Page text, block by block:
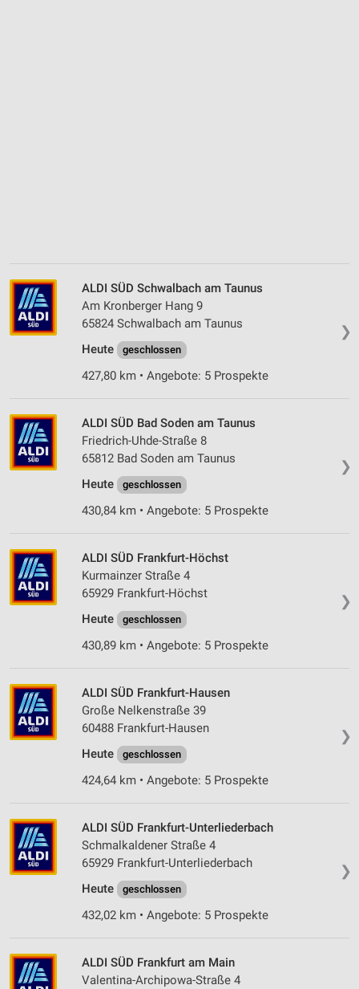
❯
ALDI SÜD Schwalbach am Taunus
Am Kronberger Hang 9
65824 Schwalbach am Taunus
Heute
geschlossen
427,80 km • Angebote: 5 Prospekte
❯
ALDI SÜD Bad Soden am Taunus
Friedrich-Uhde-Straße 8
65812 Bad Soden am Taunus
Heute
geschlossen
430,84 km • Angebote: 5 Prospekte
❯
ALDI SÜD Frankfurt-Höchst
Kurmainzer Straße 4
65929 Frankfurt-Höchst
Heute
geschlossen
430,89 km • Angebote: 5 Prospekte
❯
ALDI SÜD Frankfurt-Hausen
Große Nelkenstraße 39
60488 Frankfurt-Hausen
Heute
geschlossen
424,64 km • Angebote: 5 Prospekte
❯
ALDI SÜD Frankfurt-Unterliederbach
Schmalkaldener Straße 4
65929 Frankfurt-Unterliederbach
Heute
geschlossen
432,02 km • Angebote: 5 Prospekte
ALDI SÜD Frankfurt am Main
Valentina-Archipowa-Straße 4